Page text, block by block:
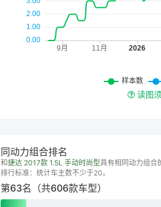
读图
同动力组合排名
和捷达 2017款 1.5L 手动时尚型具有相同动力组合
排行标准：统计车主数不少于20。
第63名（共606款车型）